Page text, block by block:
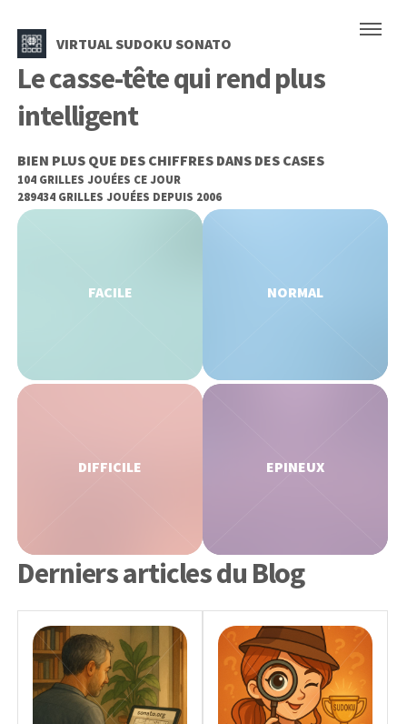
VIRTUAL SUDOKU SONATO
Le casse-tête qui rend plus
intelligent
BIEN PLUS QUE DES CHIFFRES DANS DES CASES
104 GRILLES JOUÉES CE JOUR
289434 GRILLES JOUÉES DEPUIS 2006
FACILE NORMAL
DIFFICILE EPINEUX
Derniers articles du Blog